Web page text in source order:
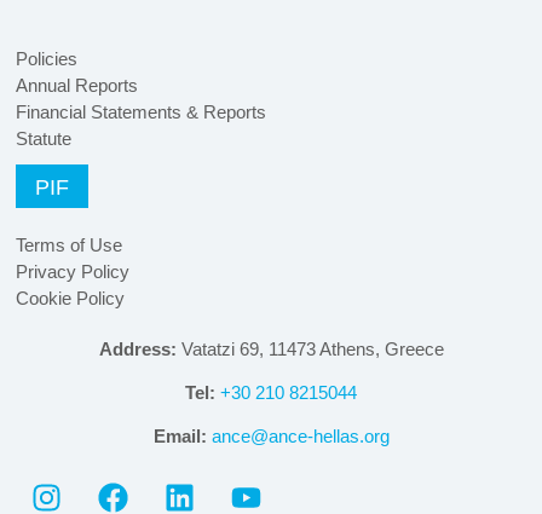
Policies
Annual Reports
Financial Statements & Reports
Statute
PIF
Terms of Use
Privacy Policy
Cookie Policy
Address: Vatatzi 69, 11473 Athens, Greece
Tel: +30 210 8215044
Email: ance@ance-hellas.org